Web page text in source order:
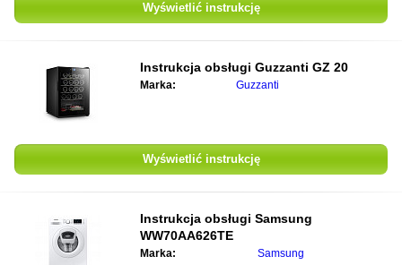
Wyświetlić instrukcję
Instrukcja obsługi Guzzanti GZ 20
Marka: Guzzanti
Wyświetlić instrukcję
Instrukcja obsługi Samsung
WW70AA626TE
Marka: Samsung